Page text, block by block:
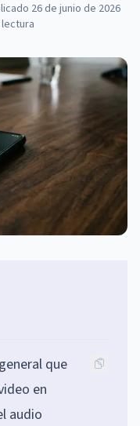
26 de junio de 2026
que
en
audio